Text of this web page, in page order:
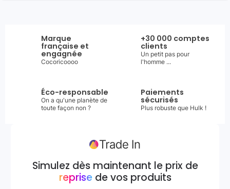
Marque
française et
engagnée
Cocoricoooo
+30 000 comptes
clients
Un petit pas pour
l'homme ...
Éco-responsable
On a qu'une planète de
toute façon non ?
Paiements
sécurisés
Plus robuste que Hulk !
Simulez dès maintenant le prix de
reprisede vos produits